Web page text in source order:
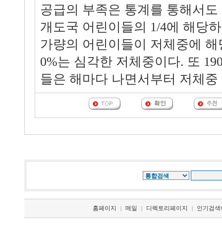
공급의 부족은 통계를 통해서
개도국 어린이들의 1/4에 해당
가량의 어린이들이 저체중에
0%는 심각한 저체중이다. 또
들은 해마다 나면서부터 저체
홈페이지 | 메일 | 디렉토리페이지 | 인기검색